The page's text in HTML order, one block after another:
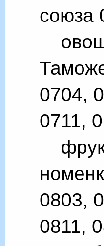
союза
0704,
0711,
0803,
0811,